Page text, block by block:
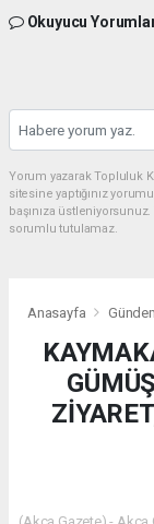
Okuyucu
Yorum yazarak Topluluk
sitesine yaptığınız
başınıza
sorumlu tutulamaz.
Anasayfa